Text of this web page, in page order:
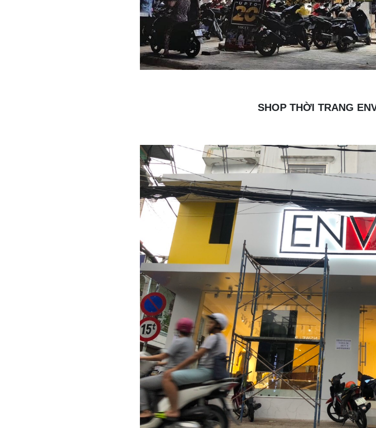
SHOP THỜI TRANG